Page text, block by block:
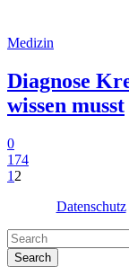
Medizin
Diagnose
wissen musst
0
174
1 2
Datenschutz